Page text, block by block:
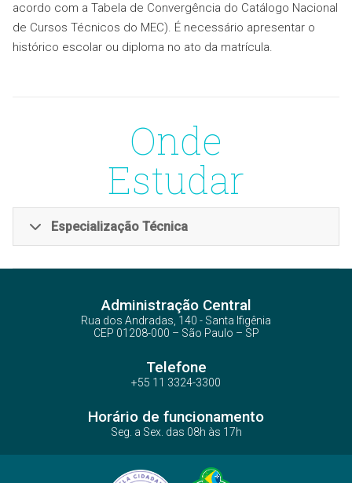
acordo com a Tabela de Convergência do Catálogo Nacional
de Cursos Técnicos do MEC). É necessário apresentar o
histórico escolar ou diploma no ato da matrícula.
Onde
Estudar
Especialização Técnica
Lins
Administração Central
Rua dos Andradas, 140 - Santa Ifigênia
CEP 01208-000 – São Paulo – SP
Telefone
+55 11 3324-3300
Horário de funcionamento
Seg. a Sex. das 08h às 17h